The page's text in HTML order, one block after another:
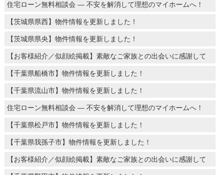
住宅ローン無料相談会 ― 不安を解消して理想のマイホームへ！
【茨城県県西】物件情報を更新しました！
【茨城県県央】物件情報を更新しました！
【お客様紹介／似顔絵掲載】素敵なご家族との出会いに感謝して
【千葉県船橋市】物件情報を更新しました！
【千葉県流山市】物件情報を更新しました！
住宅ローン無料相談会 ― 不安を解消して理想のマイホームへ！
【千葉県松戸市】物件情報を更新しました！
【千葉県我孫子市】物件情報を更新しました！
【お客様紹介／似顔絵掲載】素敵なご家族との出会いに感謝して